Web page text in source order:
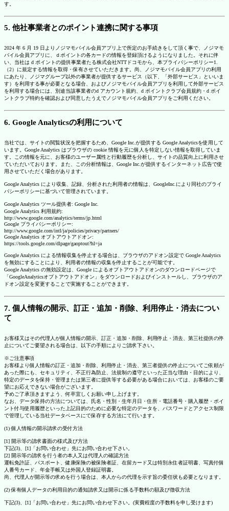
す。
5. 他社事業者とのポイント連携に関する事項
2024 年 6 月 19 日よりノジマモバイル会員アプリ上で所定のお手続きをして頂く事で、ノジマモ
バイル会員アプリに、ｄポイントの各カードの情報を登録頂けるようになりました。それに伴
い、当社は d ポイントの提供事業者たる株式会社NTTドコモから、本プライバシーポリシー1.
（2）に規定する情報を取得・保有させていただきます。尚、ノジマモバイル会員アプリの利用
にあたり、ノジマグループ以外の事業者が提供するサービス（以下、「外部サービス」といいま
す）を利用する事が必要となる場合、およびノジマモバイル会員アプリを利用して外部サービス
を利用する場合には、別途当該事業者のd アカウント規約、d ポイントクラブ会員規約・d ポイ
ントクラブ特約を確認および同意したうえでノジマモバイル会員アプリをご利用ください。
6. Google Analyticsの利用について
当社では、サイトの閲覧状況を把握するため、Google Inc.が提供する Google Analyticsを使用して
います。Google Analytics はブラウザの cookie 情報を元に個人を特定しない情報を取得していま
す。この情報を元に、お客様のユーザー属性と行動履歴を分析し、サイトの品質向上に利用させ
ていただいております。また、この分析情報は、Google Inc.が提供するインターネット広告で使
用させていただく場合があります。
Google Analytics により収集、記録、分析された利用者の情報は、GoogleInc.により同社のプライ
バシーポリシーに基づいて管理されています。
Google Analytics ツール提供者: Google Inc.
Google Analytics 利用規約:
http://www.google.com/analytics/terms/jp.html
Google プライバシーポリシー:
http://www.google.com/intl/ja/policies/privacy/partners/
Google Analytics オプトアウトアドオン:
https://tools.google.com/dlpage/gaoptout?hl=ja
Google Analytics による情報収集を停止する場合は、ブラウザのアドオン設定で Google Analytics
を無効にすることにより、利用者の情報の収集を停止することが可能です。
Google Analytics の無効設定は、Google によるオプトアウトアドオンのダウンロードページで
「GoogleAnalyticsオプトアウトアドオン」をダウンロードおよびインストールし、ブラウザのア
ドオン設定を変更することで実施することができます。
7. 個人情報の開示、訂正・追加・削除、利用停止・消去につい
て
お客様又はその代理人が個人情報の開示、訂正・追加・削除、利用停止・消去、第三社提供の停
止についてご要望される場合は、以下の手順によりご請求下さい。
※ご注意事項
お客様より個人情報の訂正・追加・削除、利用停止・消去、第三者提供の停止についてご依頼が
あった際にも、セキュリティ、不正行為防止、法規制の遵守といった正当な理由・目的により、
特定のデータを保持・管理または第三者に提供等する必要がある場合においては、お客様のご要
望にお応えできない場合がございます。
予めご了承頂きますよう、何卒宜しくお願い申し上げます。
なお、データ保持の方法については、氏名・性別・生年月日・住所・電話番号・購入履歴・ポイ
ント付与使用履歴といった上記目的のために必要な特定のデータを、パスワードとアクセス制限
で管理している当社データベースにて保存する方法にて行います。
(1) 個人情報の開示請求の受付方法
[1] 開示等の請求書面の様式及び方法
下記(3)、[1]「お問い合わせ」先にお問い合わせ下さい。
[2] 開示等の請求を行う者の本人又は代理人の確認方法
運転免許証、パスポート、健康保険の被保険者証、在留カード又は特別永住者証明書、写真付個
人番号カード、年金手帳又は外国人登録証明書。
尚、代理人が開示等の求めを行う場合は、本人からの代理を示す旨の委任状も必要となります。
(2) 保有個人データの利用目的の通知請求又は開示に係る手数料の額及び徴収方法
下記(3)、[1]「お問い合わせ」先にお問い合わせ下さい。(実費程度の手数料を申し受けます)